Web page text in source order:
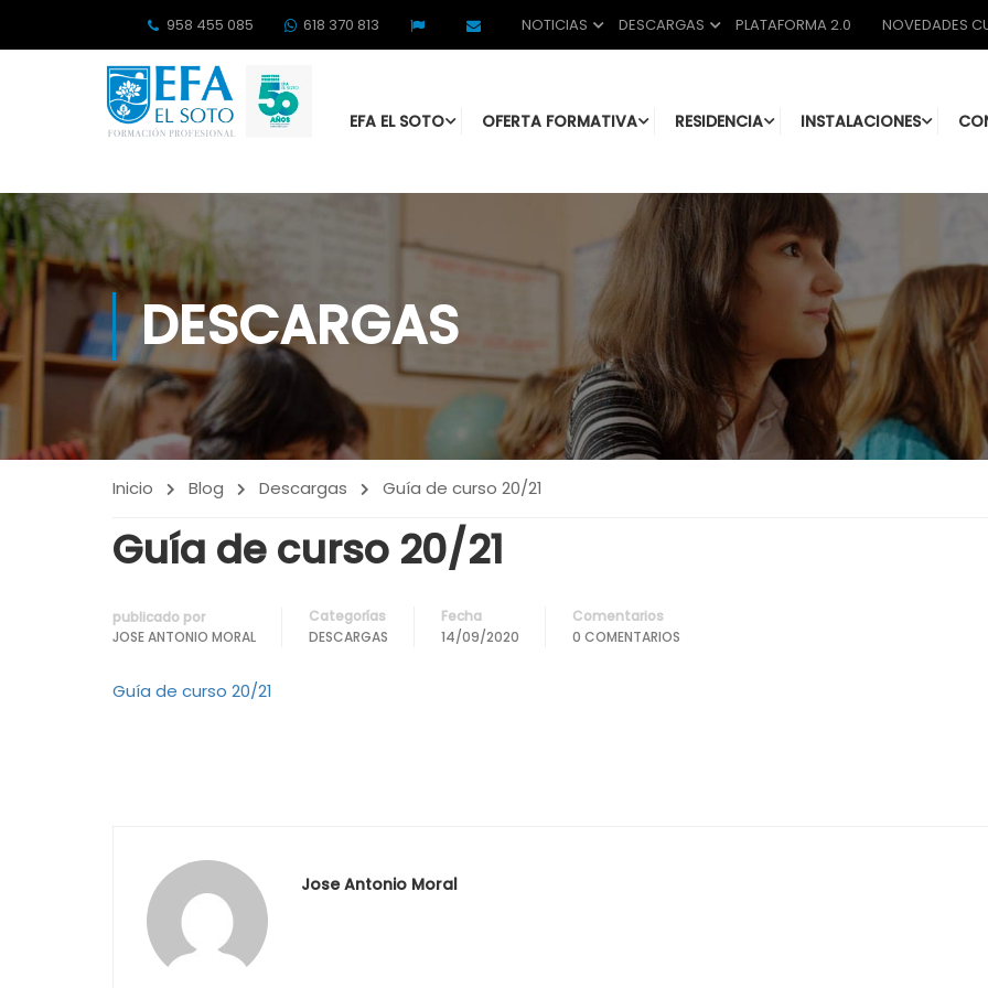
958 455 085 618 370 813 NOTICIAS DESCARGAS PLATAFORMA 2.0 NOVEDADES
EFA EL SOTO OFERTA FORMATIVA RESIDENCIA INSTALACIONES
DESCARGAS
Inicio Blog Descargas Guía de curso 20/21
Guía de curso 20/21
publicado por
JOSE ANTONIO MORAL
Categorías
DESCARGAS
Fecha
14/09/2020
Comentarios
0 COMENTARIOS
Guía de curso 20/21
Jose Antonio Moral